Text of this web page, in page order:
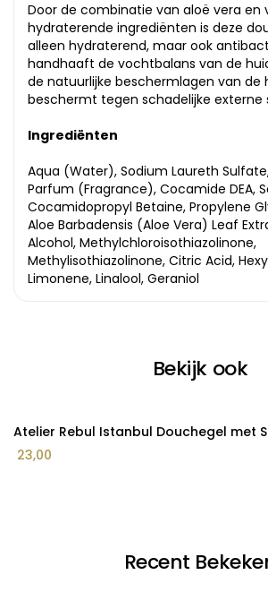
Door de combinatie van aloë vera en
hydraterende ingrediënten is deze
alleen hydraterend, maar ook
handhaaft de vochtbalans van de
de natuurlijke beschermlagen van de
beschermt tegen schadelijke externe
Ingrediënten
Aqua (Water), Sodium Laureth
Parfum (Fragrance), Cocamide DEA,
Cocamidopropyl Betaine, Propylene
Aloe Barbadensis (Aloe Vera) Leaf
Alcohol, Methylchloroisothiazolinone,
Methylisothiazolinone, Citric Acid,
Limonene, Linalool, Geraniol
Bekijk ook
Atelier Rebul Istanbul Douchegel met
23,00
Recent